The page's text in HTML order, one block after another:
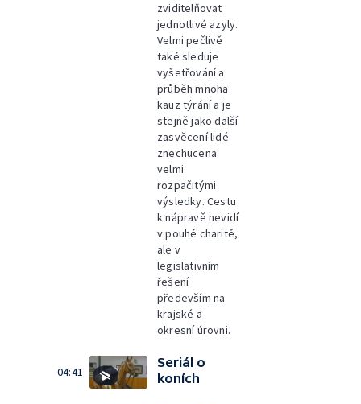
zviditelňovat
jednotlivé azyly.
Velmi pečlivě
také sleduje
vyšetřování a
průběh mnoha
kauz týrání a je
stejně jako další
zasvěcení lidé
znechucena
velmi
rozpačitými
výsledky. Cestu
k nápravě nevidí
v pouhé charitě,
ale v
legislativním
řešení
především na
krajské a
okresní úrovni.
04:41
Seriál o
koních